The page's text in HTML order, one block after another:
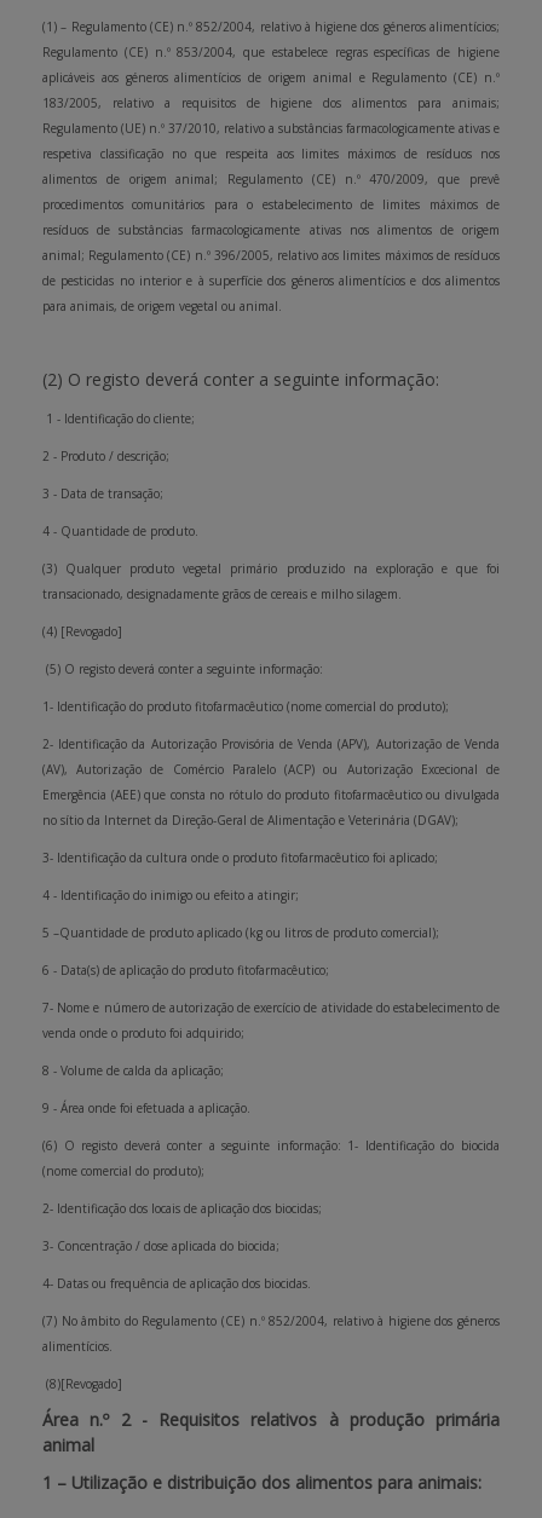
(1) – Regulamento (CE) n.º 852/2004, relativo à higiene dos géneros alimentícios;
Regulamento (CE) n.º 853/2004, que estabelece regras específicas de higiene
aplicáveis aos géneros alimentícios de origem animal e Regulamento (CE) n.º
183/2005, relativo a requisitos de higiene dos alimentos para animais;
Regulamento (UE) n.º 37/2010, relativo a substâncias farmacologicamente ativas e
respetiva classificação no que respeita aos limites máximos de resíduos nos
alimentos de origem animal; Regulamento (CE) n.º 470/2009, que prevê
procedimentos comunitários para o estabelecimento de limites máximos de
resíduos de substâncias farmacologicamente ativas nos alimentos de origem
animal; Regulamento (CE) n.º 396/2005, relativo aos limites máximos de resíduos
de pesticidas no interior e à superfície dos géneros alimentícios e dos alimentos
para animais, de origem vegetal ou animal.
(2) O registo deverá conter a seguinte informação:
1 - Identificação do cliente;
2 - Produto / descrição;
3 - Data de transação;
4 - Quantidade de produto.
(3) Qualquer produto vegetal primário produzido na exploração e que foi
transacionado, designadamente grãos de cereais e milho silagem.
(4) [Revogado]
(5) O registo deverá conter a seguinte informação:
1- Identificação do produto fitofarmacêutico (nome comercial do produto);
2- Identificação da Autorização Provisória de Venda (APV), Autorização de Venda
(AV), Autorização de Comércio Paralelo (ACP) ou Autorização Excecional de
Emergência (AEE) que consta no rótulo do produto fitofarmacêutico ou divulgada
no sítio da Internet da Direção-Geral de Alimentação e Veterinária (DGAV);
3- Identificação da cultura onde o produto fitofarmacêutico foi aplicado;
4 - Identificação do inimigo ou efeito a atingir;
5 –Quantidade de produto aplicado (kg ou litros de produto comercial);
6 - Data(s) de aplicação do produto fitofarmacêutico;
7- Nome e número de autorização de exercício de atividade do estabelecimento de
venda onde o produto foi adquirido;
8 - Volume de calda da aplicação;
9 - Área onde foi efetuada a aplicação.
(6) O registo deverá conter a seguinte informação: 1- Identificação do biocida
(nome comercial do produto);
2- Identificação dos locais de aplicação dos biocidas;
3- Concentração / dose aplicada do biocida;
4- Datas ou frequência de aplicação dos biocidas.
(7) No âmbito do Regulamento (CE) n.º 852/2004, relativo à higiene dos géneros
alimentícios.
(8)[Revogado]
Área n.º 2 - Requisitos relativos à produção primária
animal
1 – Utilização e distribuição dos alimentos para animais: